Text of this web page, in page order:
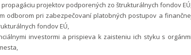
projektov podporených zo štrukturálnych fondov
odborom pri zabezpečovaní platobných postupov a
fondov EÚ,
investormi a prispieva k zaisteniu ich styku s